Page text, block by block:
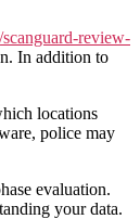
review-
In addition to
locations
police may
evaluation.
your data.